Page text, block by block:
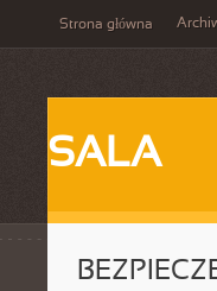
Strona główna
SALA